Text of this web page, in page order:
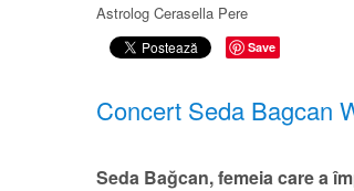
Astrolog Cerasella Pere​
Save
Concert Seda Bagcan
Seda Bağcan, femeia care a